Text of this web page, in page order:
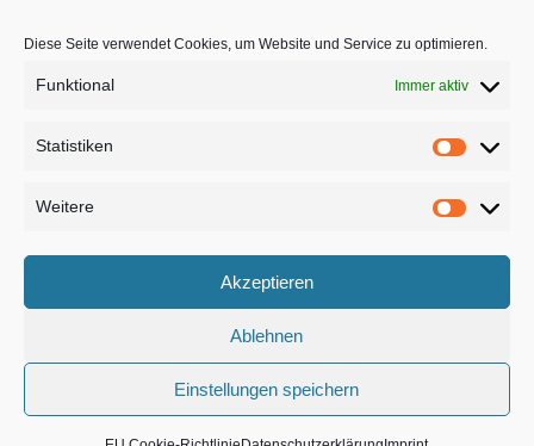
Diese Seite verwendet Cookies, um Website und Service zu optimieren.
Funktional Immer aktiv
Statistiken
Weitere
Akzeptieren
Ablehnen
Einstellungen speichern
Designed byWPlook Studio